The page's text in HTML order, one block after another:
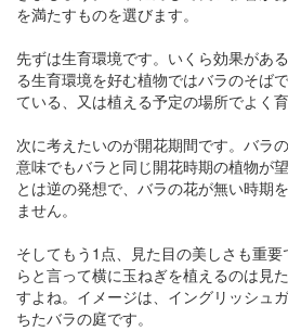
を満たすものを選びます。
先ずは生育環境です。いくら効果があ
る生育環境を好む植物ではバラのそば
ている、又は植える予定の場所でよく
次に考えたいのが開花期間です。バラ
意味でもバラと同じ開花時期の植物が
とは逆の発想で、バラの花が無い時期
ません。
そしてもう1点、見た目の美しさも重
らと言って横に玉ねぎを植えるのは見
すよね。イメージは、イングリッシュ
ちたバラの庭です。